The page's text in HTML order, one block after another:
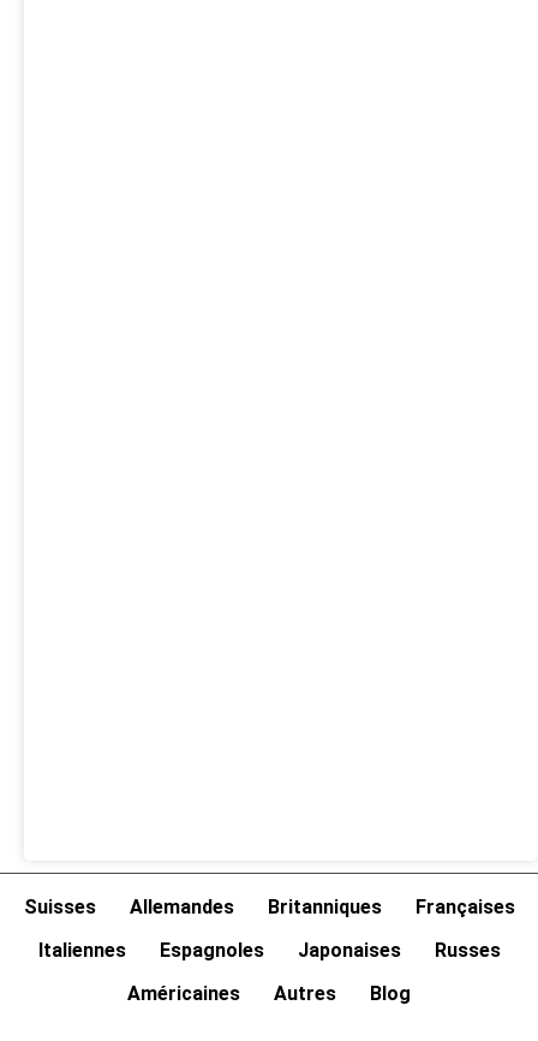
Suisses Allemandes Britanniques
Françaises
Italiennes
Espagnoles Japonaises
Russes
Américaines
Autres Blog